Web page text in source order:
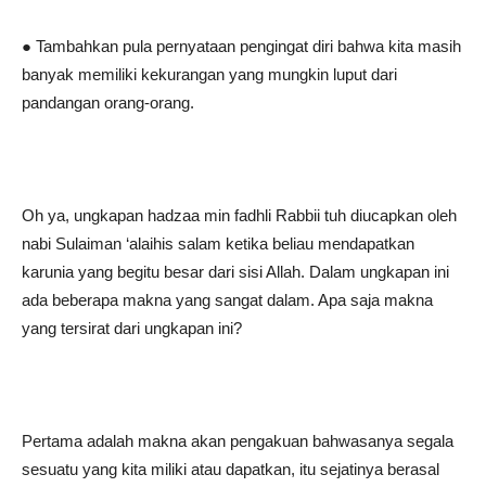
● Tambahkan pula pernyataan pengingat diri bahwa kita masih
banyak memiliki kekurangan yang mungkin luput dari
pandangan orang-orang.
Oh ya, ungkapan hadzaa min fadhli Rabbii tuh diucapkan oleh
nabi Sulaiman ‘alaihis salam ketika beliau mendapatkan
karunia yang begitu besar dari sisi Allah. Dalam ungkapan ini
ada beberapa makna yang sangat dalam. Apa saja makna
yang tersirat dari ungkapan ini?
Pertama adalah makna akan pengakuan bahwasanya segala
sesuatu yang kita miliki atau dapatkan, itu sejatinya berasal